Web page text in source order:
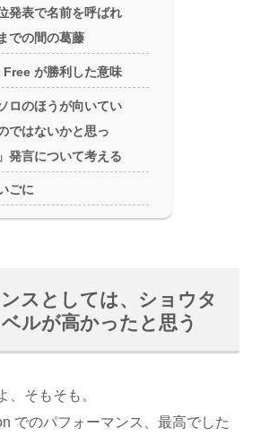
発表で名前を呼ばれ
での間の葛藤
Free が勝利した意味
ソロのほうが向いてい
ではないかと思っ
発言について考える
ごに
スとしては、ショウタ
ルが高かったと思う
、そもそも。
でのパフォーマンス、最高でした